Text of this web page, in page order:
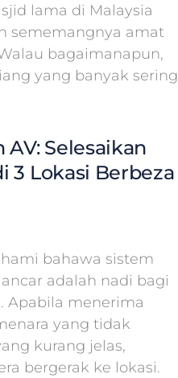
lama di Malaysia
sememangnya amat
bagaimanapun,
yang banyak sering
Selesaikan
3 Lokasi Berbeza
bahawa sistem
adalah nadi bagi
Apabila menerima
yang tidak
kurang jelas,
bergerak ke lokasi.